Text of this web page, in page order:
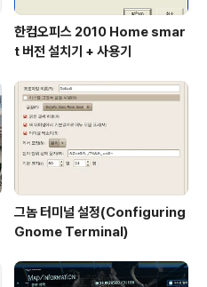
한컴오피스 2010 Home smar
t 버전 설치기 + 사용기
그놈 터미널 설정(Configuring
Gnome Terminal)